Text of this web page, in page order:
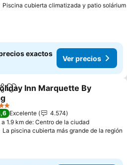
Piscina cubierta climatizada y patio solárium
exactos
Ver precios
Agregar a favoritos
Inn Marquette By
Excelente
4.574
a 1.9 km de: Centro de la ciudad
La piscina cubierta más grande de la región